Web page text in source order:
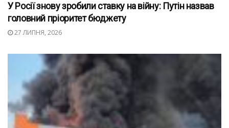
У Росії знову зробили ставку на війну: Путін назвав
головний пріоритет бюджету
27 ЛИПНЯ, 2026